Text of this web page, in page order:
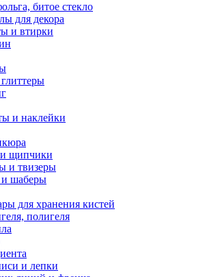
битое стекло
для декора
и втирки
и наклейки
щипчики
и твизеры
шаберы
для хранения кистей
полигеля
и лепки